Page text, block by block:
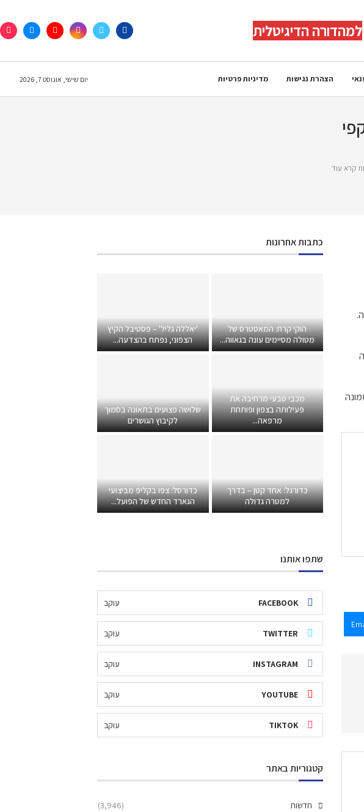
למהדורה הדיגיטלית
הצהרת נגישות מדיניות פרטיות יום שישי, אוגוסט 7, 2026
כתבות אחרונות
הוקי קרח: המאסטרס של
מטולה מסיימים עונה בגאווה...
'יאללה גליל' – פסטיבל הקיץ
הצפוני, נפתח בהצדעה...
מכבי טבעי מרחיבה את
פעילותה בצפון ופותחת
מרפאה...
שלושה פצועים בתאונה בסמוך
לקיבוץ הגושרים
כדורגל: אחד קטן – בדרך
למטרה גדולה
כדורסל: צפו בקליפ מביצועי
הגארד החדש של הפועל...
שתפו אותנו
FACEBOOK עוקב
TWITTER עוקב
INSTAGRAM עוקב
YOUTUBE עוקב
TIKTOK עוקב
קטגוריות באתר
חדשות (3,946)